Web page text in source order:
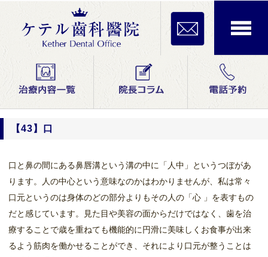
【43】口
口と鼻の間にある鼻唇溝という溝の中に「人中」というつぼがあ
ります。人の中心という意味なのかはわかりませんが、私は常々
口元というのは身体のどの部分よりもその人の「心 」を表すもの
だと感じています。見た目や美容の面からだけではなく、歯を治
療することで歳を重ねても機能的に円滑に美味しくお食事が出来
るよう筋肉を働かせることができ、それにより口元が整うことは